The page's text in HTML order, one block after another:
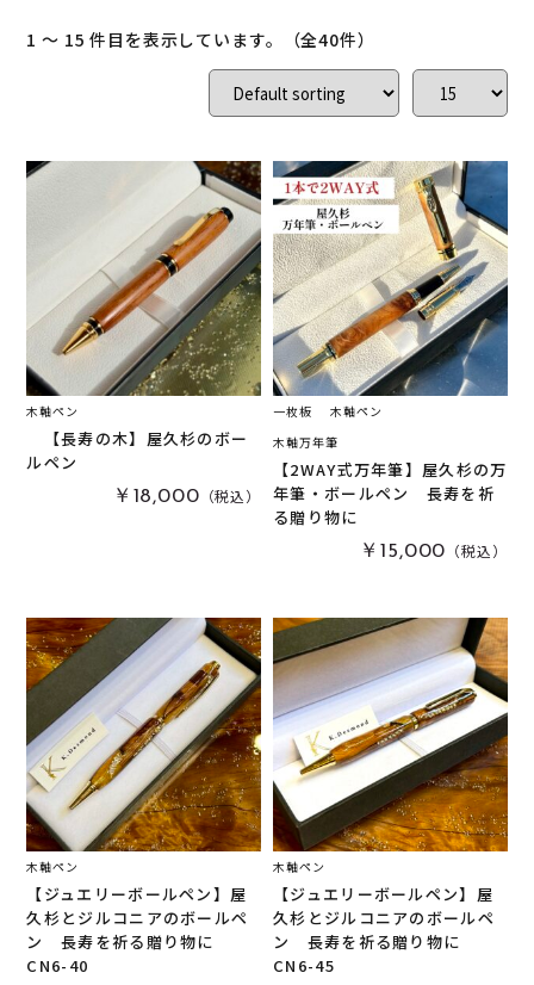
24KGpラグジュアリー木軸ペン (2)
アート (0 )
ジュエリーペン (3) ケヤキ (0)
一枚板 (40) コンソール (2)
回すタイプ
(20)
クラロウォールナット
(0)
ラック (1) キャップタイプ (3)
シャープペン (3)
木軸ペン (35) イタウバ
栃 (0) 木軸万年筆 (7)
金井工房オリジナルレジン (0)
赤楠
) 神代杉 (0)
ポプラ (0) リグナムバイタ ( 0)
ビーフウッド・レースウッド (0)
メープル (0)
ブラックウォールナット
0)
モンキーポッド (0 楠木 ( 0)
1 ～ 15 件目を表示しています。（全40件）
木軸ペン
【長寿の木】屋久杉のボー
ルペン
￥18,000 （税込）
一枚板
木軸ペン
木軸万年筆
【2WAY式万年筆】屋久杉の万
年筆・ボールペン 長寿を祈
る贈り物に
￥15,000 （税込）
木軸ペン
【ジュエリーボールペン】屋
久杉とジルコニアのボールペ
ン 長寿を祈る贈り物に
CN6-40
木軸ペン
【ジュエリーボールペン】屋
久杉とジルコニアのボールペ
ン 長寿を祈る贈り物に
CN6-45